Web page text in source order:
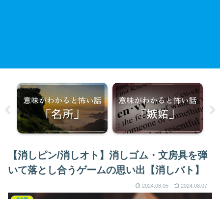
【消しピン/消しオト】消しゴム・文房具を弾
いて落とし合うゲームの思い出【消しバト】
2024.08.05 2024.08.07